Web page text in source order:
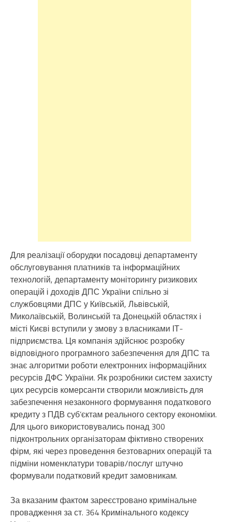
Для реалізації оборудки посадовці департаменту
обслуговування платників та інформаційних
технологій, департаменту моніторингу ризикових
операцій і доходів ДПС України спільно зі
службовцями ДПС у Київській, Львівській,
Миколаївській, Волинській та Донецькій областях і
місті Києві вступили у змову з власниками ІТ-
підприємства. Ця компанія здійснює розробку
відповідного програмного забезпечення для ДПС та
знає алгоритми роботи електронних інформаційних
ресурсів ДФС України. Як розробники систем захисту
цих ресурсів комерсанти створили можливість для
забезпечення незаконного формування податкового
кредиту з ПДВ суб’єктам реального сектору економіки.
Для цього використовувались понад 300
підконтрольних організаторам фіктивно створених
фірм, які через проведення безтоварних операцій та
підміни номенклатури товарів/послуг штучно
формували податковий кредит замовникам.
За вказаним фактом зареєстровано кримінальне
провадження за ст. 364 Кримінального кодексу